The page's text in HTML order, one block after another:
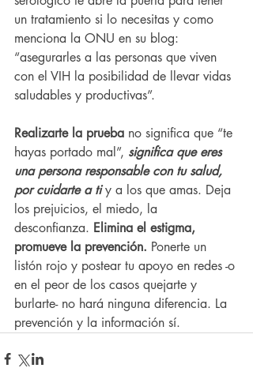
un tratamiento si lo necesitas y como
menciona la ONU en su blog:
“asegurarles a las personas que viven
con el VIH la posibilidad de llevar vidas
saludables y productivas”.
Realizarte la prueba no significa que “te
hayas portado mal”, significa que eres
una persona responsable con tu salud,
por cuidarte a ti y a los que amas. Deja
los prejuicios, el miedo, la
desconfianza. Elimina el estigma,
promueve la prevención. Ponerte un
listón rojo y postear tu apoyo en redes -o
en el peor de los casos quejarte y
burlarte- no hará ninguna diferencia. La
prevención y la información sí.